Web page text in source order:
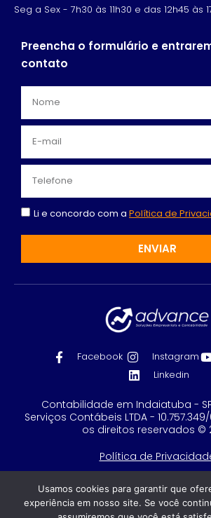
Seg a Sex - 7h30 às 11h30 e das 12h45 às
Preencha o formulário e
contato
Li e concordo com a Política de
ENVIAR
Facebook Instagram
Linkedin
Contabilidade em Indaiatuba -
Serviços Contábeis LTDA -
os direitos reservados ©
Política de
Feito com
por GRUPO
Usamos cookies para garantir que
experiência em nosso site. Se você